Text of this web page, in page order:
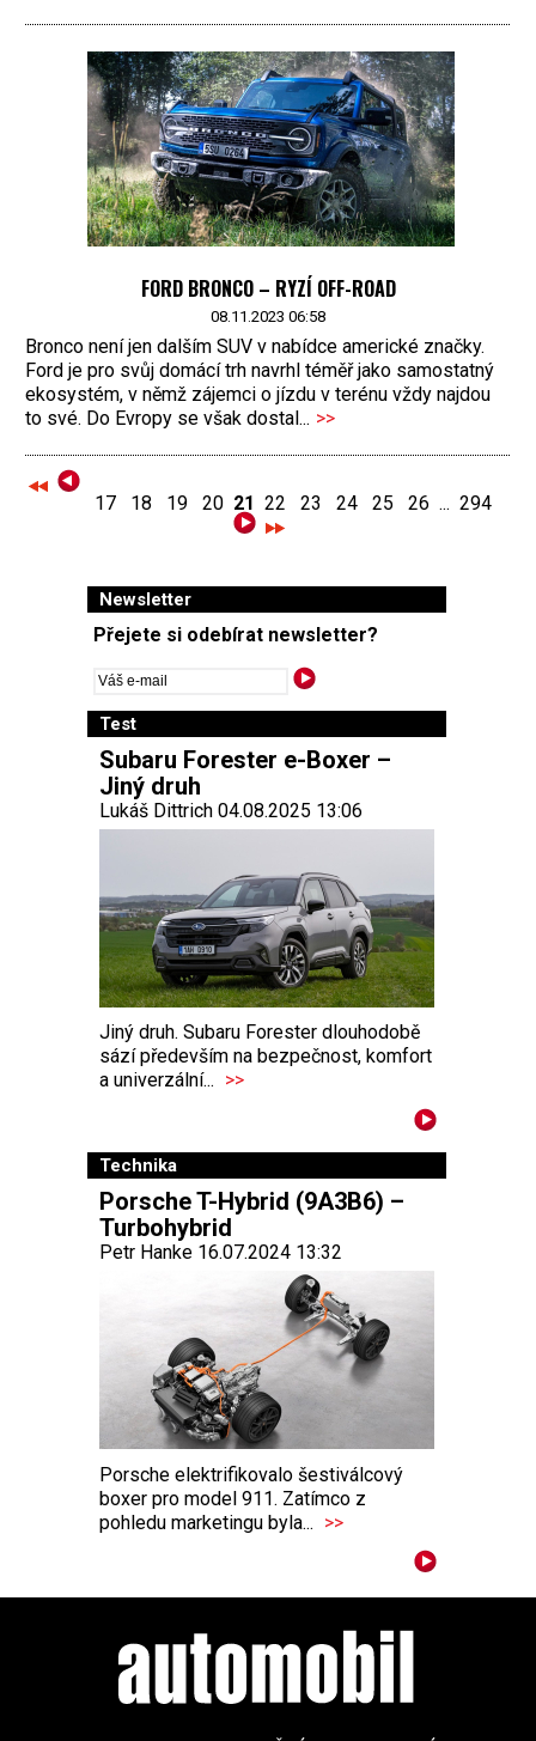
FORD BRONCO – RYZÍ OFF-ROAD
08.11.2023 06:58
Bronco není jen dalším SUV v nabídce americké značky.
Ford je pro svůj domácí trh navrhl téměř jako samostatný
ekosystém, v němž zájemci o jízdu v terénu vždy najdou
to své. Do Evropy se však dostal... >>
17 18 19 20 21 22 23 24 25 26 ... 294
Newsletter
Přejete si odebírat newsletter?
Test
Subaru Forester e-Boxer –
Jiný druh
Lukáš Dittrich 04.08.2025 13:06
Jiný druh. Subaru Forester dlouhodobě
sází především na bezpečnost, komfort
a univerzální... >>
Technika
Porsche T-Hybrid (9A3B6) –
Turbohybrid
Petr Hanke 16.07.2024 13:32
Porsche elektrifikovalo šestiválcový
boxer pro model 911. Zatímco z
pohledu marketingu byla... >>